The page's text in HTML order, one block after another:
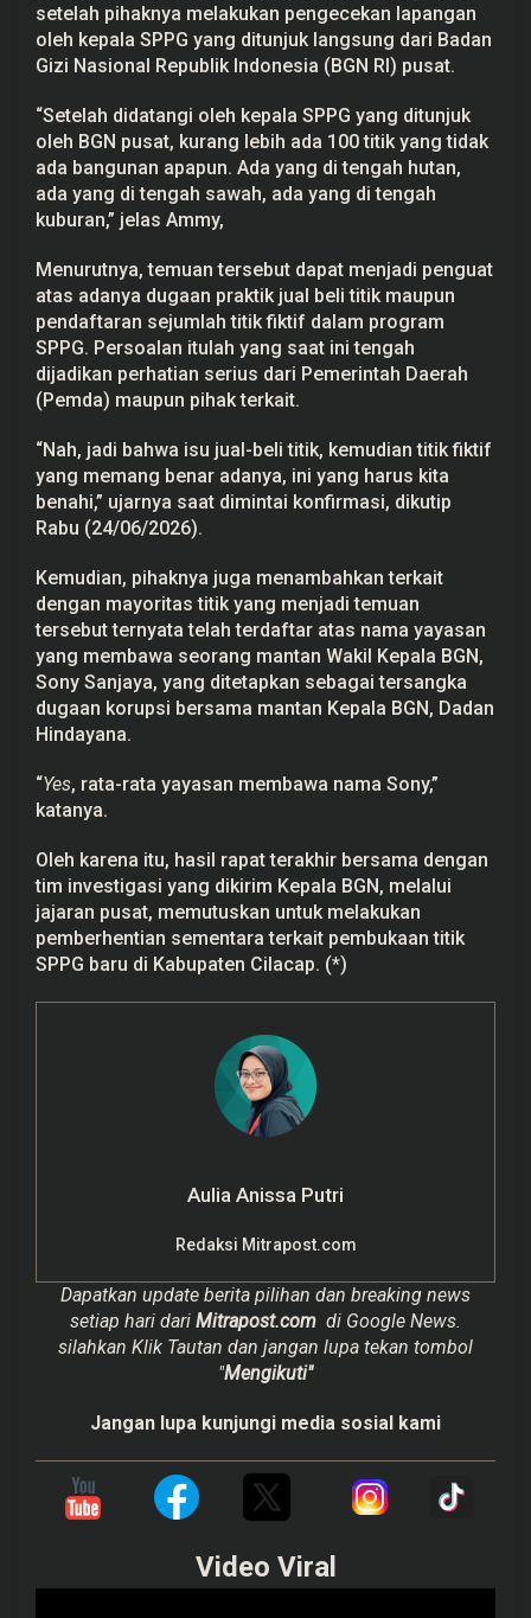
u
g
F
k
t
i
f
setelah pihaknya melakukan pengecekan lapangan
oleh kepala SPPG yang ditunjuk langsung dari Badan
Gizi Nasional Republik Indonesia (BGN RI) pusat.
“Setelah didatangi oleh kepala SPPG yang ditunjuk
oleh BGN pusat, kurang lebih ada 100 titik yang tidak
ada bangunan apapun. Ada yang di tengah hutan,
ada yang di tengah sawah, ada yang di tengah
kuburan,” jelas Ammy,
Menurutnya, temuan tersebut dapat menjadi penguat
atas adanya dugaan praktik jual beli titik maupun
pendaftaran sejumlah titik fiktif dalam program
SPPG. Persoalan itulah yang saat ini tengah
dijadikan perhatian serius dari Pemerintah Daerah
(Pemda) maupun pihak terkait.
“Nah, jadi bahwa isu jual-beli titik, kemudian titik fiktif
yang memang benar adanya, ini yang harus kita
benahi,” ujarnya saat dimintai konfirmasi, dikutip
Rabu (24/06/2026).
Kemudian, pihaknya juga menambahkan terkait
dengan mayoritas titik yang menjadi temuan
tersebut ternyata telah terdaftar atas nama yayasan
yang membawa seorang mantan Wakil Kepala BGN,
Sony Sanjaya, yang ditetapkan sebagai tersangka
dugaan korupsi bersama mantan Kepala BGN, Dadan
Hindayana.
“Yes, rata-rata yayasan membawa nama Sony,”
katanya.
Oleh karena itu, hasil rapat terakhir bersama dengan
tim investigasi yang dikirim Kepala BGN, melalui
jajaran pusat, memutuskan untuk melakukan
pemberhentian sementara terkait pembukaan titik
SPPG baru di Kabupaten Cilacap. (*)
Aulia Anissa Putri
Redaksi Mitrapost.com
Dapatkan update berita pilihan dan breaking news
setiap hari dari Mitrapost.com di Google News.
silahkan Klik Tautan dan jangan lupa tekan tombol
"Mengikuti"
Jangan lupa kunjungi media sosial kami
Video Viral